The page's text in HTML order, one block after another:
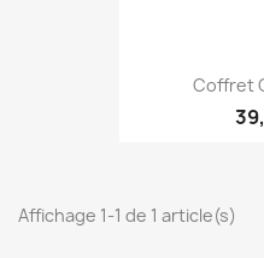
Coffret
Affichage 1-1 de 1 article(s)